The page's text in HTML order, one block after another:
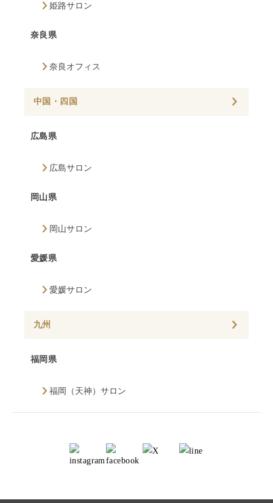
姫路サロン
奈良県
奈良オフィス
中国・四国
広島県
広島サロン
岡山県
岡山サロン
愛媛県
愛媛サロン
九州
福岡県
福岡（天神）サロン